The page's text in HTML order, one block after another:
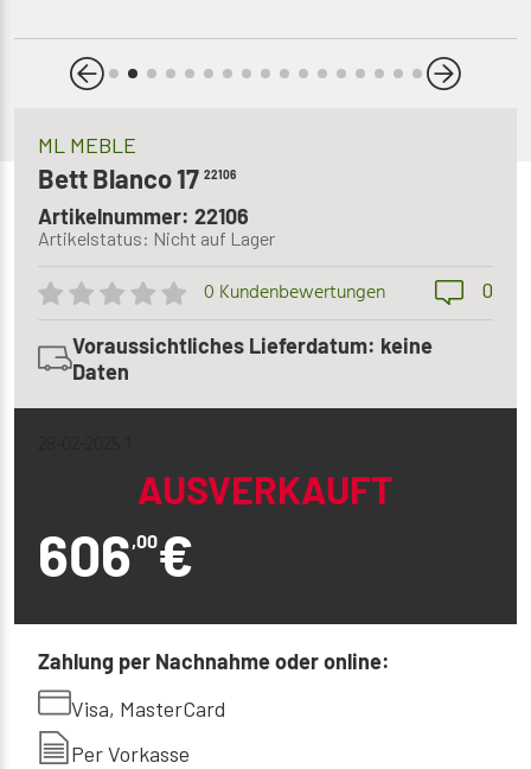
ML MEBLE
Bett Blanco 17 22106
Artikelnummer: 22106
Artikelstatus: Nicht auf Lager
0 Kundenbewertungen 0
Voraussichtliches Lieferdatum: keine
Daten
AUSVERKAUFT
606,00€
Zahlung per Nachnahme oder online:
Visa, MasterCard
Per Vorkasse